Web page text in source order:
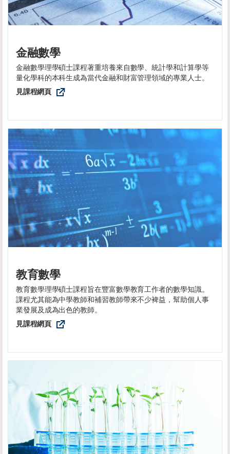
金融數學
金融數學理學碩士課程著重培養來自數學、統計學和計算學等
量化學科的本科生成為當代金融和財富管理領域的專業人士。
見課程網頁
教育數學
教育數學理學碩士課程旨在豐富數學教育工作者的數學知識。
課程尤其能為中學教師和補習教師帶來不少裨益，幫助個人事
業發展及成為出色的教師。
見課程網頁